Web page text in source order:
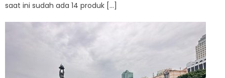
saat ini sudah ada 14 produk […]